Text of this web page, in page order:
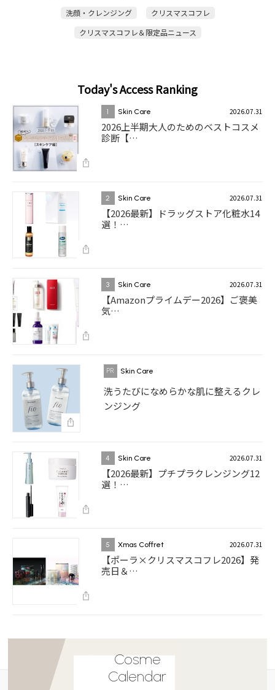
洗顔・クレンジング
クリスマスコフレ
クリスマスコフレ＆限定品ニュース
Today's Access Ranking
1 Skin Care 2026.07.31
2026上半期大人のためのベストコスメ
診断【…
2 Skin Care 2026.07.31
【2026最新】ドラッグストア化粧水14
選！…
3 Skin Care 2026.07.31
【Amazonプライムデー2026】ご褒美
気…
Skin Care
洗うたびになめらかな肌に整えるクレ
ンジング
4 Skin Care 2026.07.31
【2026最新】プチプラクレンジング12
選！…
5 Xmas Coffret 2026.07.31
【ポーラ×クリスマスコフレ2026】発
売日＆…
Cosme
Calendar